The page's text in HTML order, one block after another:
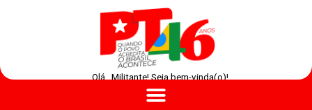
Olá , Militante! Seja bem-vinda(o)!